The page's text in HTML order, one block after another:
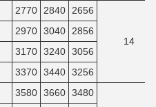
2770 2840 2656
14
2970 3040
2856
3170 3240 3056
3370 3440 3256
3580 3660 3480